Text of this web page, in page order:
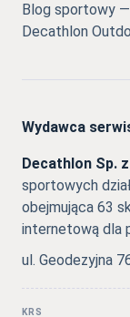
Blog sportowy
Decathlon
Wydawca
Decathlon Sp.
sportowych
obejmująca 63
internetową dla
ul. Geodezyjna
KRS